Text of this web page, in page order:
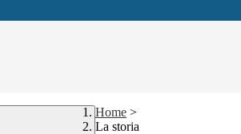
Home >
La storia